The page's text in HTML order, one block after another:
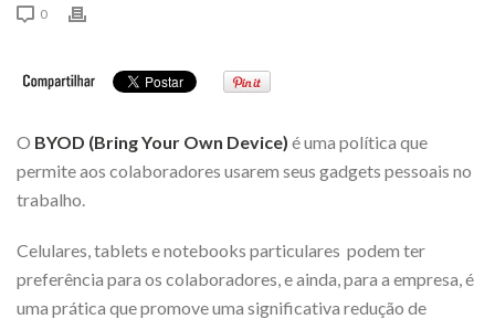
0
O BYOD (Bring Your Own Device) é uma política que
permite aos colaboradores usarem seus gadgets pessoais no
trabalho.
Celulares, tablets e notebooks particulares podem ter
preferência para os colaboradores, e ainda, para a empresa, é
uma prática que promove uma significativa redução de